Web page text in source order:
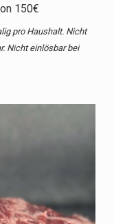
150€
pro Haushalt. Nicht
Nicht einlösbar bei